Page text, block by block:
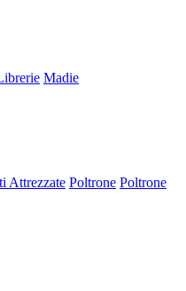
Madie
Attrezzate Poltrone Poltrone